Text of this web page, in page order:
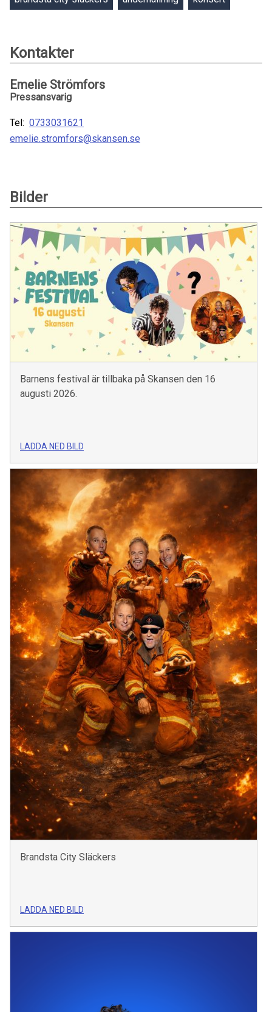
Kontakter
Emelie Strömfors
Pressansvarig
Tel: 0733031621
emelie.stromfors@skansen.se
Bilder
Barnens festival är tillbaka på Skansen den 16
augusti 2026.
LADDA NED BILD
Brandsta City Släckers
LADDA NED BILD